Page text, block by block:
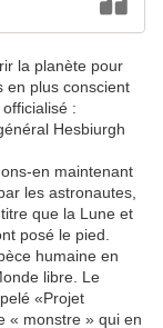
la planète pour
en plus conscient
:
Hesbiurgh
en maintenant
les astronautes,
que la Lune et
posé le pied.
humaine en
libre. Le
«Projet
« monstre » qui en